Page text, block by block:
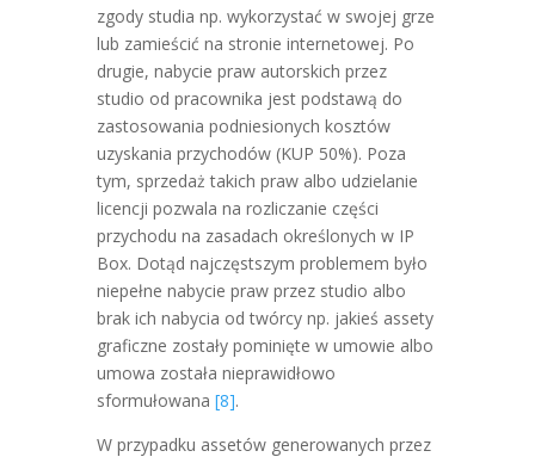
zgody studia np. wykorzystać w swojej grze
lub zamieścić na stronie internetowej. Po
drugie, nabycie praw autorskich przez
studio od pracownika jest podstawą do
zastosowania podniesionych kosztów
uzyskania przychodów (KUP 50%). Poza
tym, sprzedaż takich praw albo udzielanie
licencji pozwala na rozliczanie części
przychodu na zasadach określonych w IP
Box. Dotąd najczęstszym problemem było
niepełne nabycie praw przez studio albo
brak ich nabycia od twórcy np. jakieś assety
graficzne zostały pominięte w umowie albo
umowa została nieprawidłowo
sformułowana [8].
W przypadku assetów generowanych przez